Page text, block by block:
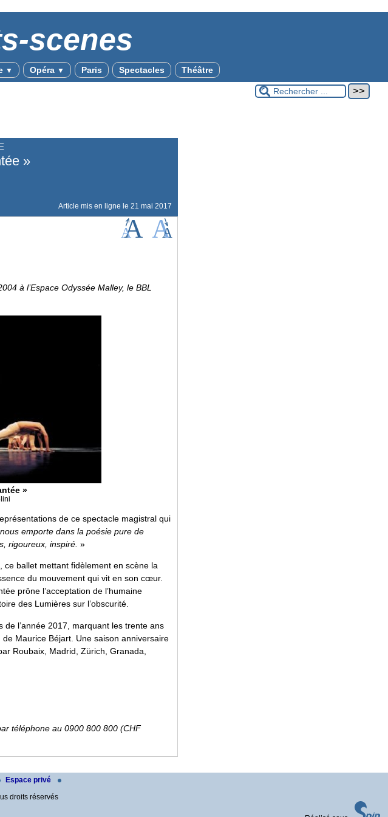
scenes
▼ Opéra ▼ Paris Spectacles Théâtre
»
Article mis en ligne le 21 mai 2017
à l’Espace Odyssée Malley, le BBL
»
de ce spectacle magistral qui
emporte dans la poésie pure de
rigoureux, inspiré. »
ce ballet mettant fidèlement en scène la
du mouvement qui vit en son cœur.
prône l’acceptation de l’humaine
des Lumières sur l’obscurité.
de l’année 2017, marquant les trente ans
Maurice Béjart. Une saison anniversaire
Roubaix, Madrid, Zürich, Granada,
téléphone au 0900 800 800 (CHF
Espace privé
droits réservés